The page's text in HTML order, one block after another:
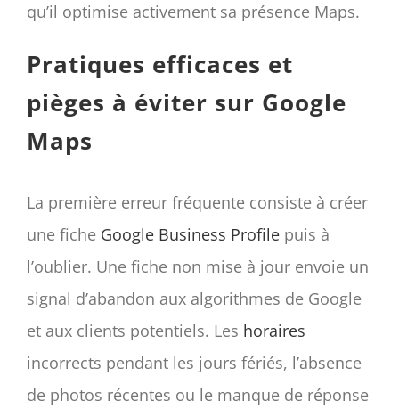
qu’il optimise activement sa présence Maps.
Pratiques efficaces et
pièges à éviter sur Google
Maps
La première erreur fréquente consiste à créer
une fiche Google Business Profile puis à
l’oublier. Une fiche non mise à jour envoie un
signal d’abandon aux algorithmes de Google
et aux clients potentiels. Les horaires
incorrects pendant les jours fériés, l’absence
de photos récentes ou le manque de réponse